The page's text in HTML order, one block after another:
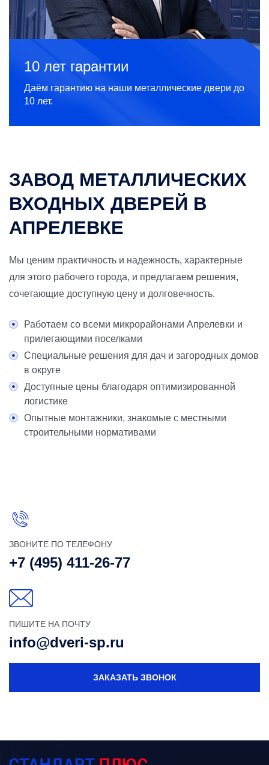
10 лет гарантии
Даём гарантию на наши металлические двери до
10 лет.
ЗАВОД МЕТАЛЛИЧЕСКИХ
ВХОДНЫХ ДВЕРЕЙ В
АПРЕЛЕВКЕ
Мы ценим практичность и надежность, характерные
для этого рабочего города, и предлагаем решения,
сочетающие доступную цену и долговечность.
Работаем со всеми микрорайонами Апрелевки и
прилегающими поселками
Специальные решения для дач и загородных домов
в округе
Доступные цены благодаря оптимизированной
логистике
Опытные монтажники, знакомые с местными
строительными нормативами
ЗВОНИТЕ ПО ТЕЛЕФОНУ
+7 (495) 411-26-77
ПИШИТЕ НА ПОЧТУ
info@dveri-sp.ru
ЗАКАЗАТЬ ЗВОНОК